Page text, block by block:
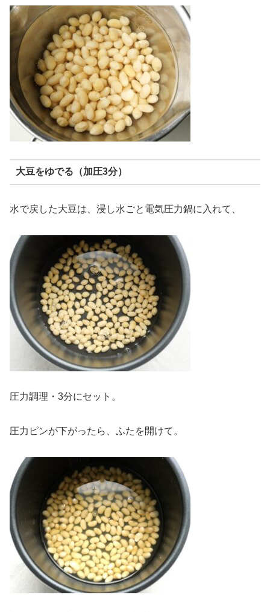
大豆をゆでる（加圧3分）
水で戻した大豆は、浸し水ごと電気圧力鍋に入れて、
圧力調理・3分にセット。
圧力ピンが下がったら、ふたを開けて。